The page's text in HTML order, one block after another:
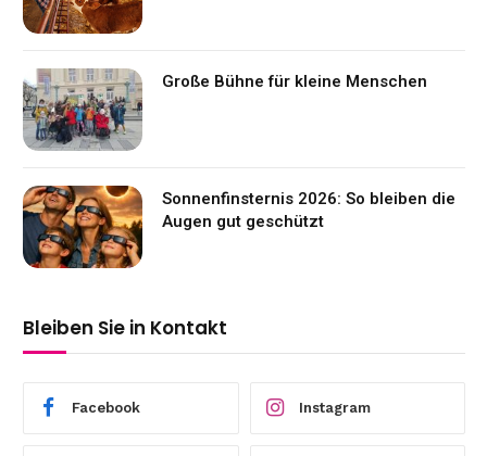
Große Bühne für kleine Menschen
Sonnenfinsternis 2026: So bleiben die
Augen gut geschützt
Bleiben Sie in Kontakt
Facebook Instagram